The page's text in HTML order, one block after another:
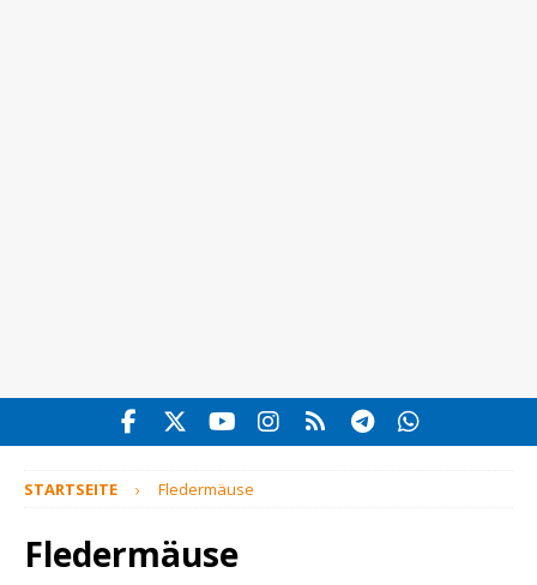
STARTSEITE Fledermäuse
Fledermäuse